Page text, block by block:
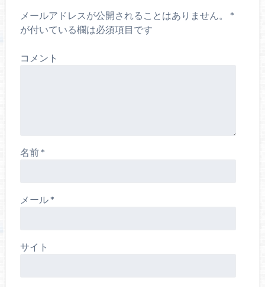
メールアドレスが公開されることはありません。
*
が付いている欄は必須項目です
コメント
名前*
メール*
サイト